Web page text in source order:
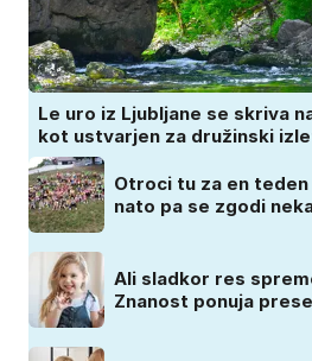
Le uro iz Ljubljane se skriva
kot ustvarjen za družinski
Otroci tu za en
nato pa se zgodi
Ali sladkor res
Znanost ponuja